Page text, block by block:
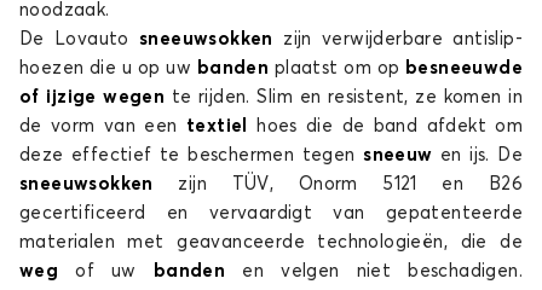
noodzaak.
De Lovauto
sneeuwsokken zijn verwijderbare antislip-
hoezen die u op uw banden plaatst om op besneeuwde
of ijzige wegen te rijden. Slim en resistent, ze komen in
de vorm van een textiel
hoes die de band afdekt om
deze effectief te beschermen tegensneeuw en ijs. De
sneeuwsokken
zijn TÜV, Onorm 5121 en B26
gecertificeerd en vervaardigt van gepatenteerde
materialen met geavanceerde technologieën, die de
weg of uw banden en velgen niet beschadigen.